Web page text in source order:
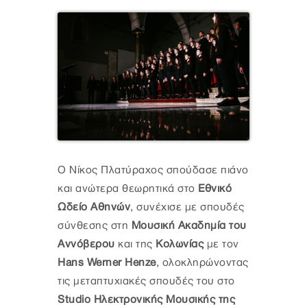
Ο Νίκος Πλατύραχος σπούδασε πιάνο
και ανώτερα θεωρητικά στο Eθνικό
Ωδείο Aθηνών, συνέχισε με σπουδές
σύνθεσης στη Μουσική Ακαδημία του
Aννόβερου και της Kολωνίαςμε τον
Hans Werner Henze, ολοκληρώνoντας
τις μεταπτυχιακές σπουδές του στο
Studio Hλεκτρονικής Mουσικής της